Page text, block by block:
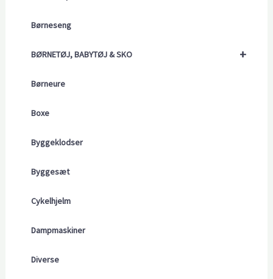
Børneseng
+
BØRNETØJ, BABYTØJ & SKO
Børneure
Boxe
Byggeklodser
Byggesæt
Cykelhjelm
Dampmaskiner
Diverse